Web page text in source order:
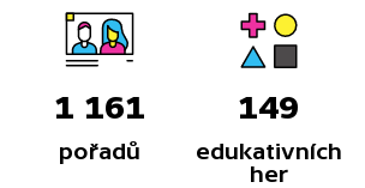
1 161
pořadů
149
edukativních
her